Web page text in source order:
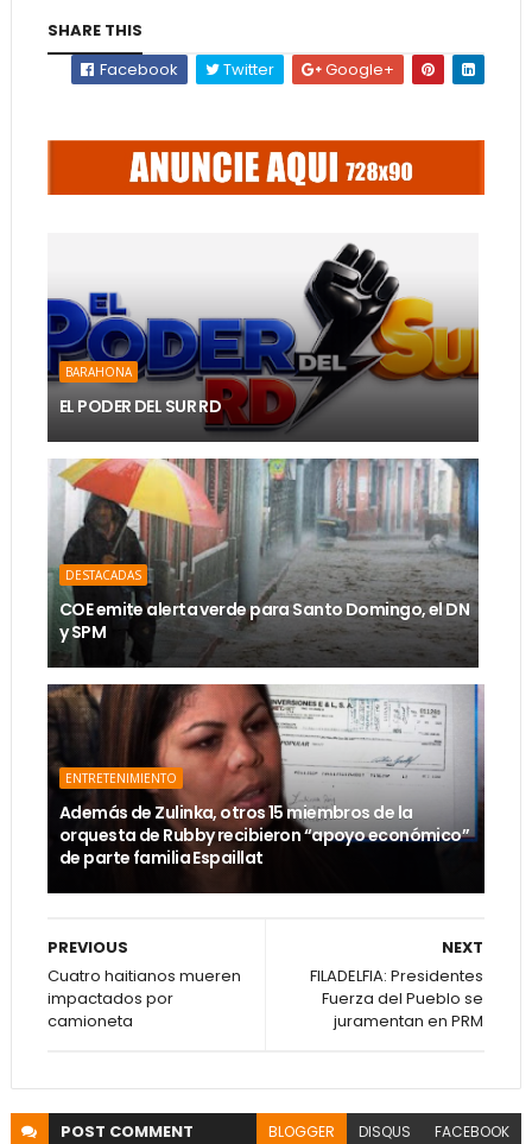
SHARE THIS
Facebook
Twitter Google+
BARAHONA
EL PODER DEL SUR RD
DESTACADAS
COE emite alerta verde para Santo Domingo, el DN
y SPM
ENTRETENIMIENTO
Además de Zulinka, otros 15 miembros de la
orquesta de Rubby recibieron “apoyo económico”
de parte familia Espaillat
NEXT
FILADELFIA: Presidentes
Fuerza del Pueblo se
juramentan en PRM
PREVIOUS
Cuatro haitianos mueren
impactados por
camioneta
POST COMMENT BLOGGER DISQUS FACEBOOK